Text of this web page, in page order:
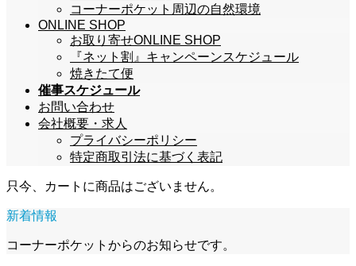
コーナーポケット周辺の自然環境
ONLINE SHOP
お取り寄せONLINE SHOP
『ネット割』キャンペーンスケジュール
焼きたて便
催事スケジュール
お問い合わせ
会社概要・求人
プライバシーポリシー
特定商取引法に基づく表記
只今、カートに商品はございません。
新着情報
コーナーポケットからのお知らせです。